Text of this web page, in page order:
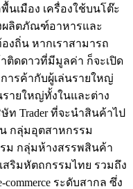
นเมือง เครื่องใช้บนโต๊ะ
ผลิตภัณฑ์อาหารและ
ถิ่น หากเราสามารถ
ดดาวที่มีมูลค่า ก็จะเปิด
ารค้ากับผู้เล่นรายใหญ่
ายใหญ่ทั้งในและต่าง
Trader ที่จะนำสินค้าไป
กลุ่มอุตสาหกรรม
ม กลุ่มห้างสรรพสินค้า
สริมหัตถกรรมไทย รวมถึง
ระดับสากล ซึ่ง